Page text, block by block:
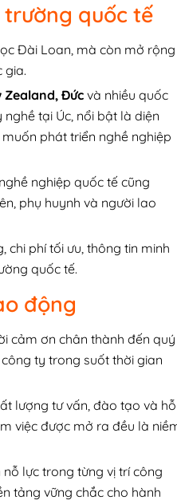
quốc tế
Đài Loan, mà còn mở rộng
gia.
Zealand, Đức và nhiều quốc
tại Úc, nổi bật là diện
phát triển nghề nghiệp
nghiệp quốc tế cũng
phụ huynh và người lao
phí tối ưu, thông tin minh
quốc tế.
động
cảm ơn chân thành đến quý
ty trong suốt thời gian
lượng tư vấn, đào tạo và hỗ
việc được mở ra đều là
lực trong từng vị trí công
tảng vững chắc cho hành